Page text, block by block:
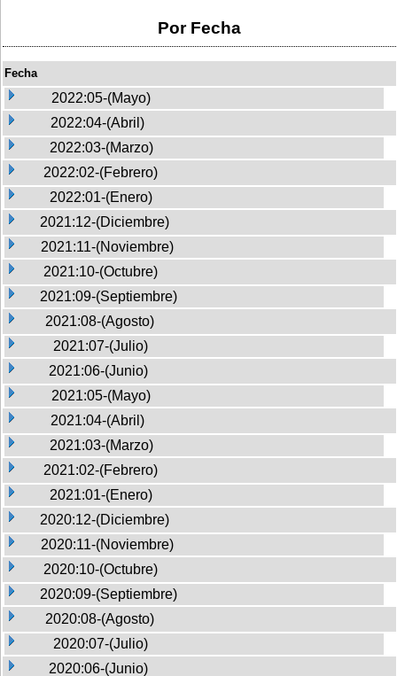
Por Fecha
Fecha
2022:05-(Mayo)
2022:04-(Abril)
2022:03-(Marzo)
2022:02-(Febrero)
2022:01-(Enero)
2021:12-(Diciembre)
2021:11-(Noviembre)
2021:10-(Octubre)
2021:09-(Septiembre)
2021:08-(Agosto)
2021:07-(Julio)
2021:06-(Junio)
2021:05-(Mayo)
2021:04-(Abril)
2021:03-(Marzo)
2021:02-(Febrero)
2021:01-(Enero)
2020:12-(Diciembre)
2020:11-(Noviembre)
2020:10-(Octubre)
2020:09-(Septiembre)
2020:08-(Agosto)
2020:07-(Julio)
2020:06-(Junio)